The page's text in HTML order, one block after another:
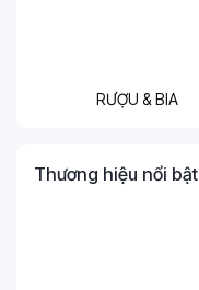
RƯỢU & BIA
Thương hiệu nổi bật